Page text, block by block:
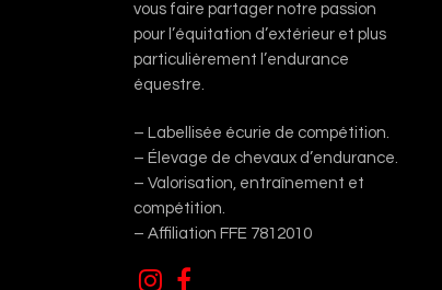
vous faire partager notre passion
pour l’équitation d’extérieur et plus
particulièrement l’endurance
équestre.
– Labellisée écurie de compétition.
– Élevage de chevaux d’endurance.
– Valorisation, entraînement et
compétition.
– Affiliation FFE 7812010